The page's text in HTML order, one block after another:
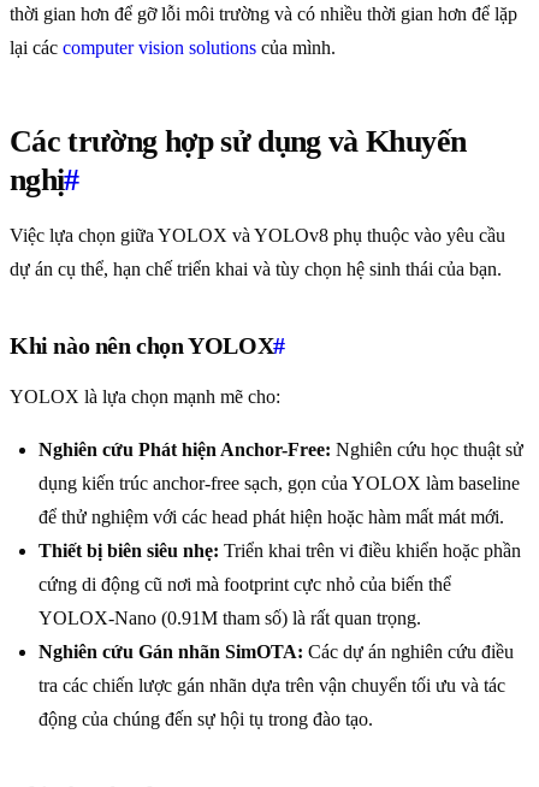
thời gian hơn để gỡ lỗi môi trường và có nhiều thời gian hơn để lặp
lại các computer vision solutions của mình.
Các trường hợp sử dụng và Khuyến
nghị#
Việc lựa chọn giữa YOLOX và YOLOv8 phụ thuộc vào yêu cầu
dự án cụ thể, hạn chế triển khai và tùy chọn hệ sinh thái của bạn.
Khi nào nên chọn YOLOX#
YOLOX là lựa chọn mạnh mẽ cho:
Nghiên cứu Phát hiện Anchor-Free: Nghiên cứu học thuật sử
dụng kiến trúc anchor-free sạch, gọn của YOLOX làm baseline
để thử nghiệm với các head phát hiện hoặc hàm mất mát mới.
Thiết bị biên siêu nhẹ: Triển khai trên vi điều khiển hoặc phần
cứng di động cũ nơi mà footprint cực nhỏ của biến thể
YOLOX-Nano (0.91M tham số) là rất quan trọng.
Nghiên cứu Gán nhãn SimOTA: Các dự án nghiên cứu điều
tra các chiến lược gán nhãn dựa trên vận chuyển tối ưu và tác
động của chúng đến sự hội tụ trong đào tạo.